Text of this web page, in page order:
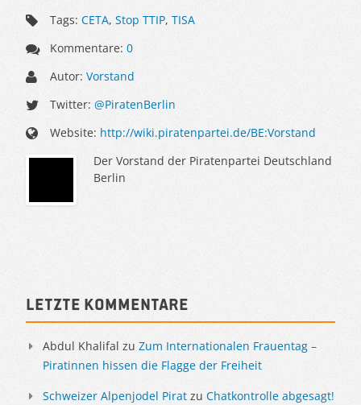
Tags: CETA,Stop TTIP,TISA
Kommentare:0
Autor:Vorstand
Twitter:@PiratenBerlin
Website: http://wiki.piratenpartei.de/BE:Vorstand
Der Vorstand der Piratenpartei Deutschland
Berlin
Sidebar
Letzte Kommentare
Abdul Khalifal zu Zum Internationalen Frauentag –
Piratinnen hissen die Flagge der Freiheit
Schweizer Alpenjodel Pirat zu Chatkontrolle abgesagt!